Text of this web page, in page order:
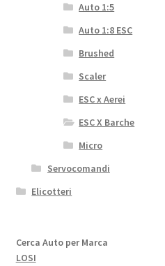
Auto 1:5
Auto 1:8 ESC
Brushed
Scaler
ESC x Aerei
ESC X Barche
Micro
Servocomandi
Elicotteri
Cerca Auto per Marca
LOSI